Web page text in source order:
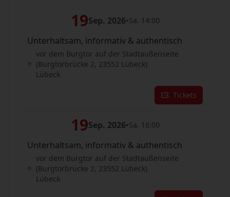
19Sep. 2026•Sa. 14:00
Unterhaltsam, informativ & authentisch
vor dem Burgtor auf der Stadtaußenseite
(Burgtorbrücke 2, 23552 Lübeck)
Lübeck
Tickets
19Sep. 2026•Sa. 16:00
Unterhaltsam, informativ & authentisch
vor dem Burgtor auf der Stadtaußenseite
(Burgtorbrücke 2, 23552 Lübeck)
Lübeck